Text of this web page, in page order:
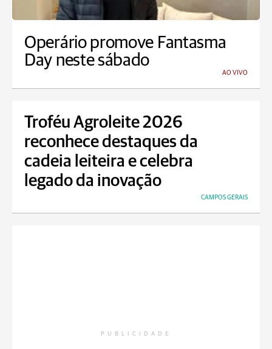
Operário promove Fantasma
Day neste sábado
AO VIVO
Troféu Agroleite 2026
reconhece destaques da
cadeia leiteira e celebra
legado da inovação
CAMPOS GERAIS
PUBLICIDADE